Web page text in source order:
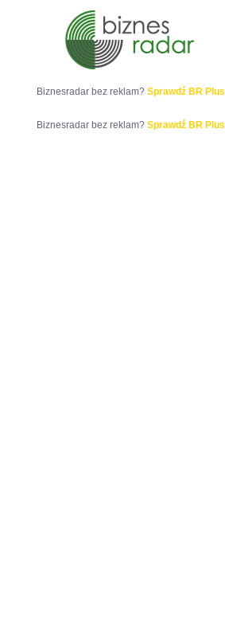
Biznesradar bez reklam? Sprawdź BR Plus
Biznesradar bez reklam? Sprawdź BR Plus